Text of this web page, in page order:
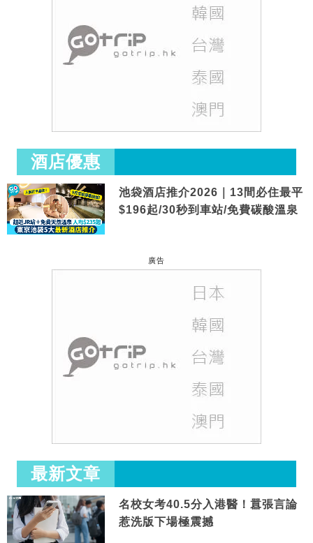
酒店優惠
池袋酒店推介2026｜13間必住最平
$196起/30秒到車站/免費碳酸溫泉
廣告
最新文章
名校女考40.5分入港醫！囂張言論
惹洗版下場極震撼